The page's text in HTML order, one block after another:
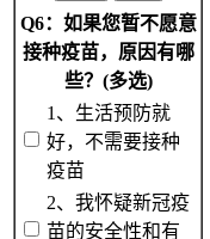
Q6：如果您暂不愿意
接种疫苗，原因有哪
些？(多选)
1、生活预防就
好，不需要接种
疫苗
2、我怀疑新冠疫
苗的安全性和有